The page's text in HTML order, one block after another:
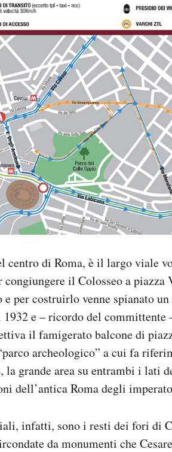
di Roma, è il largo viale
il Colosseo a piazza
per costruirlo venne spianato
e – ricordo del
il famigerato balcone di
archeologico” a cui fa
la grande area su entrambi i lati
dell’antica Roma degli
infatti, sono i resti dei fori di
da monumenti che